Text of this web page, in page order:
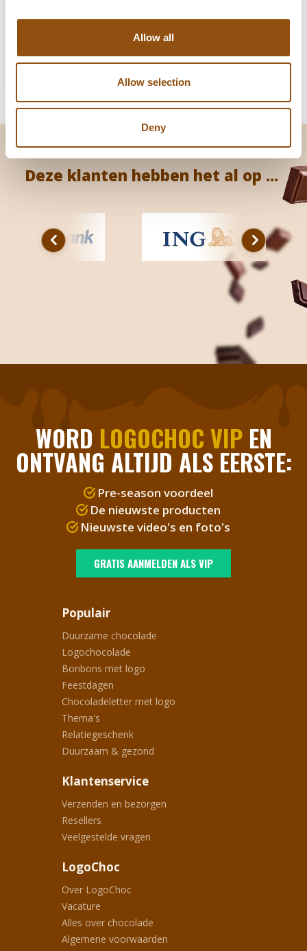
Allow all
Allow selection
Deny
Of supersnel geleverd!
Deze klanten hebben het al op ...
WORD LOGOCHOC VIPEN
ONTVANG ALTIJD ALS EERSTE:
Pre-season voordeel
De nieuwste producten
Nieuwste video's en foto's
GRATIS AANMELDEN ALS VIP
Populair
Duurzame chocolade
Logochocolade
Bonbons met logo
Feestdagen
Chocoladeletter met logo
Thema's
Relatiegeschenk
Duurzaam & gezond
Klantenservice
Verzenden en bezorgen
Resellers
Veelgestelde vragen
LogoChoc
Over LogoChoc
Vacature
Alles over chocolade
Algemene voorwaarden